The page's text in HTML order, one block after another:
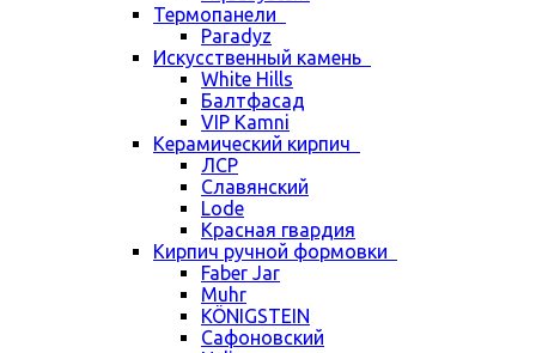
Термопанели
Paradyz
Искусственный камень
White Hills
Балтфасад
VIP Kamni
Керамический кирпич
ЛСР
Славянский
Lode
Красная гвардия
Кирпич ручной формовки
Faber Jar
Muhr
KÖNIGSTEIN
Сафоновский